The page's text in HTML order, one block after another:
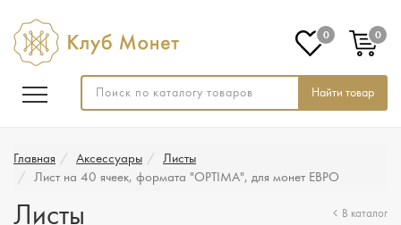
Найти товар
0 0
Главная Аксессуары
Листы
Лист на 40 ячеек, формата "OPTIMA", для монет ЕВРО
Листы В каталог